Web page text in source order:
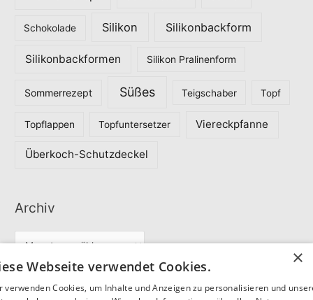
Schokolade Silikon Silikonbackform
Silikonbackformen Silikon Pralinenform
Sommerrezept Süßes Teigschaber Topf
Topflappen Topfuntersetzer Viereckpfanne
Überkoch-Schutzdeckel
Archiv
Partner
×
Webseite verwendet Cookies.
verwenden Cookies, um Inhalte und Anzeigen zu personalisieren und